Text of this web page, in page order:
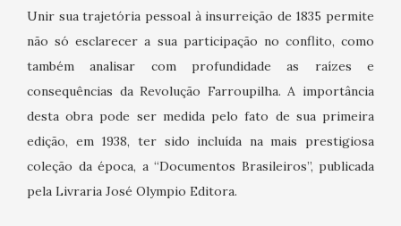
Unir sua trajetória pessoal à insurreição de 1835 permite
não só esclarecer a sua participação no conflito, como
também analisar com profundidade as raízes e
consequências da Revolução Farroupilha. A importância
desta obra pode ser medida pelo fato de sua primeira
edição, em 1938, ter sido incluída na mais prestigiosa
coleção da época, a “Documentos Brasileiros”, publicada
pela Livraria José Olympio Editora.